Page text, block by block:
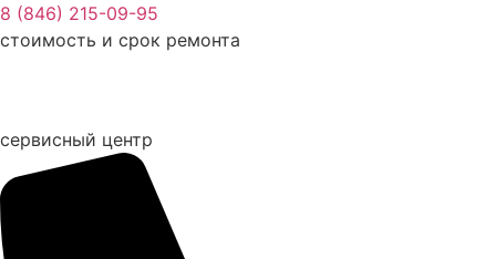
Перейти
к
8 (846) 215-09-95
стоимость и срок ремонта
сервисный центр